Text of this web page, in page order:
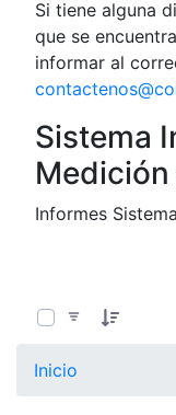
Si tiene alguna
que se
informar al
Sistema
Informes
Inicio